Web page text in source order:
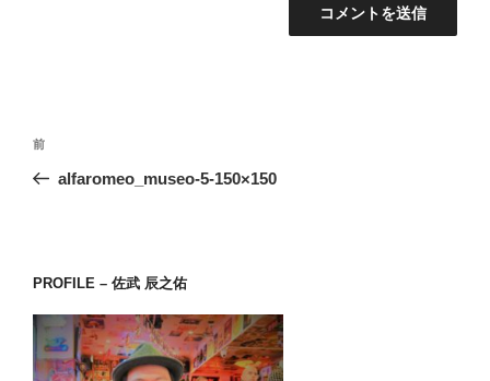
投
ナ
ー
シ
ョ
ン
前
の
前
alfaromeo_museo-5-150×150
PROFILE – 佐武 辰之佑